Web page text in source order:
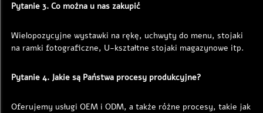
Pytanie 3. Co można u nas zakupić
Wielopozycyjne wystawki na rękę, uchwyty do menu, stojaki
na ramki fotograficzne, U-kształtne stojaki magazynowe itp.
Pytanie 4. Jakie są Państwa procesy produkcyjne?
Oferujemy usługi OEM i ODM, a także różne procesy, takie jak